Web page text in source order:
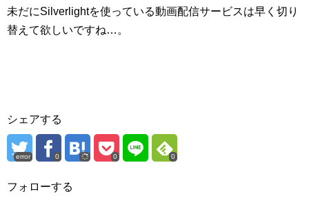
未だにSilverlightを使っている動画配信サービスは早く切り
替えて欲しいですね…。
シェアする
error 0 0 0
フォローする